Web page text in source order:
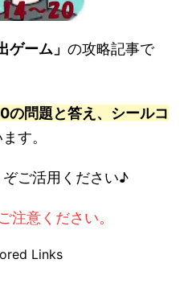
ゲーム」 の攻略記事で
の問題と答え、シールコ
す。
ご活用ください♪
注意ください。
Links